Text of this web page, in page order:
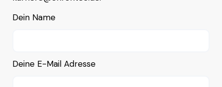
Dein Name
Deine E-Mail Adresse